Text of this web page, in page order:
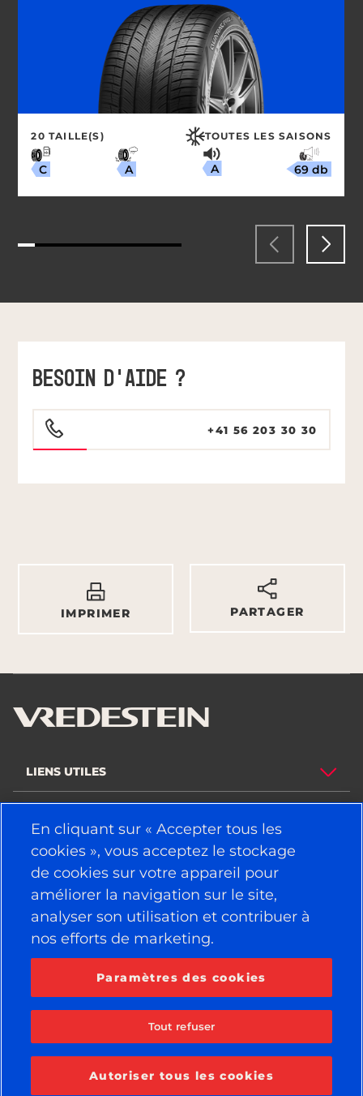
20 TAILLE(S) TOUTES LES SAISONS
C A A 69 db
BESOIN D'AIDE ?
+41 56 203 30 30
IMPRIMER PARTAGER
LIENS UTILES
POLITIQUE
SOCIÉTÉ
RESTEZ CONNECTÉ
Facebook
YouTube
En cliquant sur « Accepter tous les
cookies », vous acceptez le stockage
de cookies sur votre appareil pour
améliorer la navigation sur le site,
analyser son utilisation et contribuer à
nos efforts de marketing.
Paramètres des cookies
Tout refuser
Autoriser tous les cookies